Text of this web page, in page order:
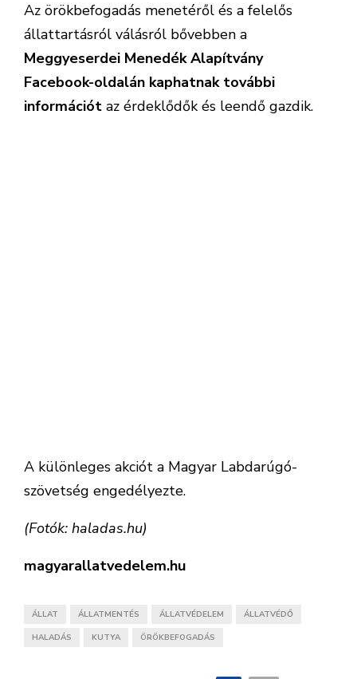
Az örökbefogadás menetéről és a felelős
állattartásról válásról bővebben a
Meggyeserdei Menedék Alapítvány
Facebook-oldalán kaphatnak további
információt az érdeklődők és leendő gazdik.
A különleges akciót a Magyar Labdarúgó-
szövetség engedélyezte.
(Fotók: haladas.hu)
magyarallatvedelem.hu
ÁLLAT ÁLLATMENTÉS ÁLLATVÉDELEM ÁLLATVÉDŐ
HALADÁS KUTYA ÖRÖKBEFOGADÁS